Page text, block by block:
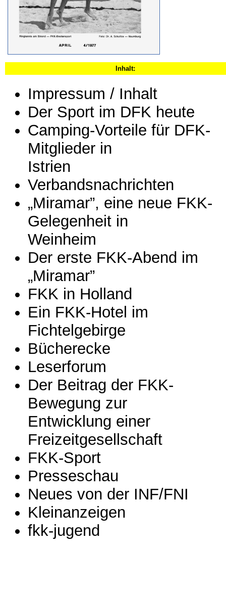
Inhalt:
Impressum / Inhalt
Der Sport im DFK heute
Camping-Vorteile für DFK-
Mitglieder in
Istrien
Verbandsnachrichten
„Miramar”, eine neue FKK-
Gelegenheit in
Weinheim
Der erste FKK-Abend im
„Miramar”
FKK in Holland
Ein FKK-Hotel im
Fichtelgebirge
Bücherecke
Leserforum
Der Beitrag der FKK-
Bewegung zur
Entwicklung einer
Freizeitgesellschaft
FKK-Sport
Presseschau
Neues von der INF/FNI
Kleinanzeigen
fkk-jugend